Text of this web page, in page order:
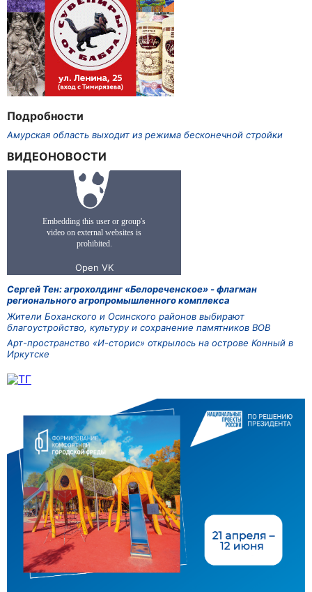
Подробности
Амурская область выходит из режима бесконечной стройки
ВИДЕОНОВОСТИ
Сергей Тен: агрохолдинг «Белореченское» - флагман
регионального агропромышленного комплекса
Жители Боханского и Осинского районов выбирают
благоустройство, культуру и сохранение памятников ВОВ
Арт-пространство «И-сторис» открылось на острове Конный в
Иркутске